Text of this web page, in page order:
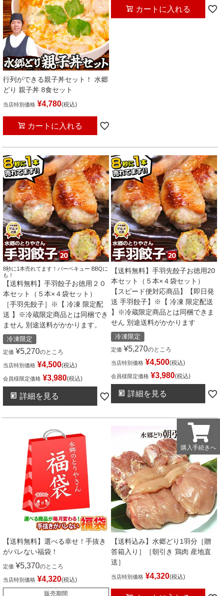
行列ができる親子丼セット！ 水郷
どり 親子丼 8食セット
当店特別価格 ¥4,780 税込
カートに入れる
カートに入れる
8秒に1本売れてます！バーベキュー BBQに
も！
【送料無料】手羽餃子お徳用２０
本セット（５本×４袋セット）
［手羽先餃子］※【 冷凍 限定配
送 】※冷蔵限定商品とは同梱でき
ません 別途送料がかかります。
冷凍限定
定価 ¥5,270のところ
当店特別価格 ¥4,500 税込
会員様限定価格 ¥3,980 税込
詳細を見る
【送料無料】手羽先餃子お徳用20
本セット（５本×４袋セット）
【スピード便対応商品】【即日発
送 手羽餃子】※【 冷凍 限定配送
】※冷蔵限定商品とは同梱できま
せん 別途送料がかかります
冷凍限定
定価 ¥5,270のところ
当店特別価格 ¥4,500 税込
会員様限定価格 ¥3,980 税込
詳細を見る
【送料無料】選べる幸せ！手抜き
がバレない福袋！
定価 ¥5,370のところ
当店特別価格 ¥4,320 税込
販売期間
【送料込み】水郷どり1羽分［贈
答箱入り］［朝引き 鶏肉 産地直
送］
当店特別価格 ¥4,320 税込
購入手続きへ
購入手続きへ